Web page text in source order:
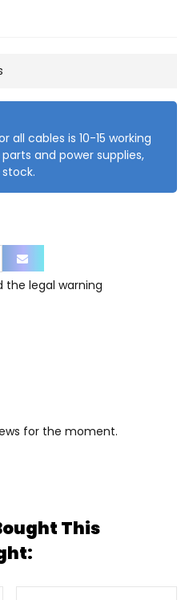
cables is 10-15 working
and power supplies,
the legal warning
for the moment.
This